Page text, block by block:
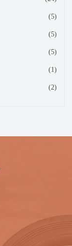
(5)
(5)
(5)
(1)
(2)